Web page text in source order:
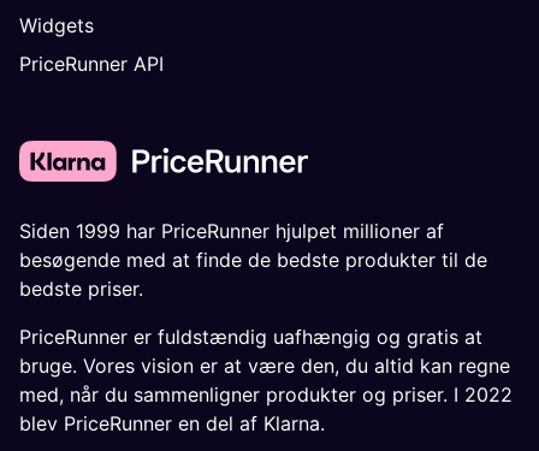
Widgets
PriceRunner API
Siden 1999 har PriceRunner hjulpet millioner af
besøgende med at finde de bedste produkter til de
bedste priser.
PriceRunner er fuldstændig uafhængig og gratis at
bruge. Vores vision er at være den, du altid kan regne
med, når du sammenligner produkter og priser. I 2022
blev PriceRunner en del af Klarna.